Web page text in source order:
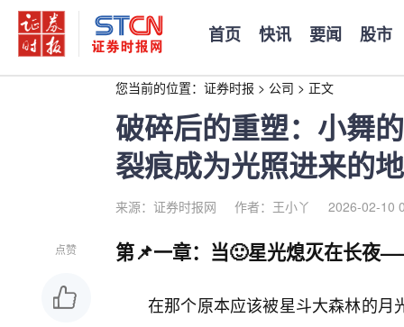
首页 快讯 要闻 股市
您当前的位置： 证券时报 > 公司 > 正文
破碎后的重塑：小舞
裂痕成为光照进来的
来源：证券时报网 作者：王小丫 2026-02-10
点赞 第📌一章：当🙂星光熄灭在长夜
在那个原本应该被星斗大森林的月